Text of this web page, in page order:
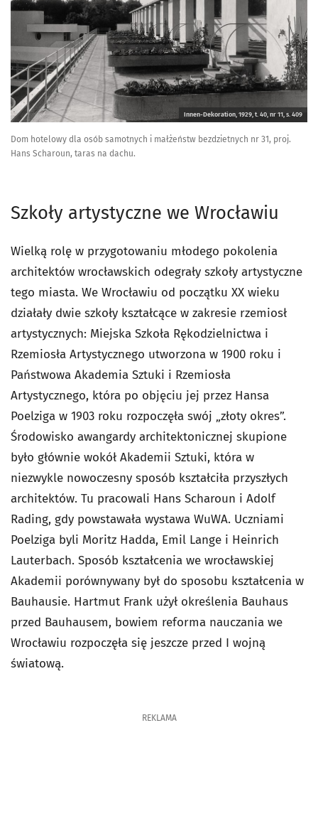
Innen-Dekoration, 1929, t. 40, nr 11, s. 409
Dom hotelowy dla osób samotnych i małżeństw bezdzietnych nr 31, proj.
Hans Scharoun, taras na dachu.
Szkoły artystyczne we Wrocławiu
Wielką rolę w przygotowaniu młodego pokolenia
architektów wrocławskich odegrały szkoły artystyczne
tego miasta. We Wrocławiu od początku XX wieku
działały dwie szkoły kształcące w zakresie rzemiosł
artystycznych: Miejska Szkoła Rękodzielnictwa i
Rzemiosła Artystycznego utworzona w 1900 roku i
Państwowa Akademia Sztuki i Rzemiosła
Artystycznego, która po objęciu jej przez Hansa
Poelziga w 1903 roku rozpoczęła swój „złoty okres”.
Środowisko awangardy architektonicznej skupione
było głównie wokół Akademii Sztuki, która w
niezwykle nowoczesny sposób kształciła przyszłych
architektów. Tu pracowali Hans Scharoun i Adolf
Rading, gdy powstawała wystawa WuWA. Uczniami
Poelziga byli Moritz Hadda, Emil Lange i Heinrich
Lauterbach. Sposób kształcenia we wrocławskiej
Akademii porównywany był do sposobu kształcenia w
Bauhausie. Hartmut Frank użył określenia Bauhaus
przed Bauhausem, bowiem reforma nauczania we
Wrocławiu rozpoczęła się jeszcze przed I wojną
światową.
REKLAMA